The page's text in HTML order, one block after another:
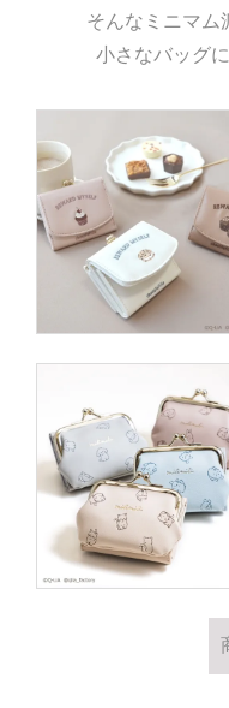
そんなミニマム
小さなバッグ